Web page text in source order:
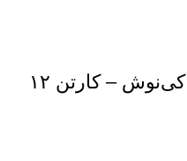
چای سبز ۵۰۰ گرمی کی‌نوش – کارتن ۱۲